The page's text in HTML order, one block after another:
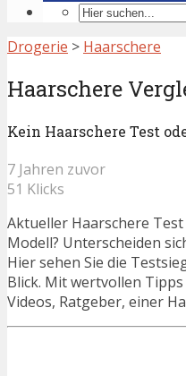
Drogerie > Haarschere
Haarschere
Kein Haarschere Test
7 Jahren zuvor
51 Klicks
Aktueller Haarschere
Modell? Unterscheiden
Hier sehen Sie die
Blick. Mit wertvollen
Videos, Ratgeber, einer